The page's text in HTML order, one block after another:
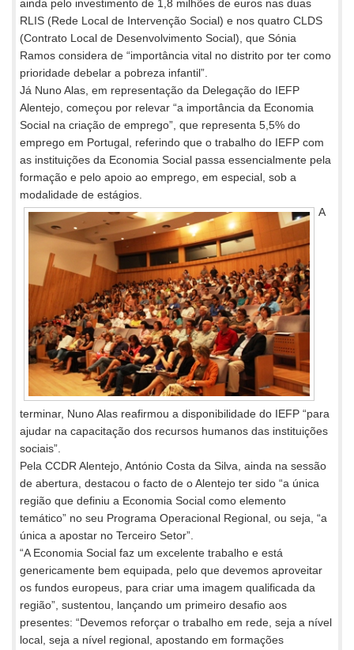
ainda pelo investimento de 1,8 milhões de euros nas duas
RLIS (Rede Local de Intervenção Social) e nos quatro CLDS
(Contrato Local de Desenvolvimento Social), que Sónia
Ramos considera de “importância vital no distrito por ter como
prioridade debelar a pobreza infantil”.
Já Nuno Alas, em representação da Delegação do IEFP
Alentejo, começou por relevar “a importância da Economia
Social na criação de emprego”, que representa 5,5% do
emprego em Portugal, referindo que o trabalho do IEFP com
as instituições da Economia Social passa essencialmente pela
formação e pelo apoio ao emprego, em especial, sob a
modalidade de estágios.
A
terminar, Nuno Alas reafirmou a disponibilidade do IEFP “para
ajudar na capacitação dos recursos humanos das instituições
sociais”.
Pela CCDR Alentejo, António Costa da Silva, ainda na sessão
de abertura, destacou o facto de o Alentejo ter sido “a única
região que definiu a Economia Social como elemento
temático” no seu Programa Operacional Regional, ou seja, “a
única a apostar no Terceiro Setor”.
“A Economia Social faz um excelente trabalho e está
genericamente bem equipada, pelo que devemos aproveitar
os fundos europeus, para criar uma imagem qualificada da
região”, sustentou, lançando um primeiro desafio aos
presentes: “Devemos reforçar o trabalho em rede, seja a nível
local, seja a nível regional, apostando em formações